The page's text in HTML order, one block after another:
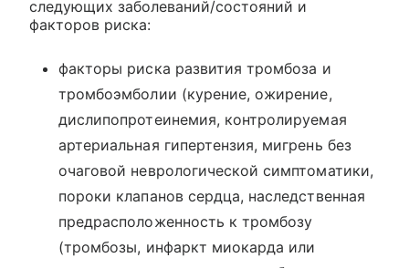
следующих заболеваний/состояний и
факторов риска:
факторы риска развития тромбоза и
тромбоэмболии (курение, ожирение,
дислипопротеинемия, контролируемая
артериальная гипертензия, мигрень без
очаговой неврологической симптоматики,
пороки клапанов сердца, наследственная
предрасположенность к тромбозу
(тромбозы, инфаркт миокарда или